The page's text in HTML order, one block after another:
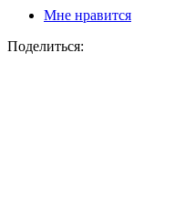
Мне нравится
Поделиться: